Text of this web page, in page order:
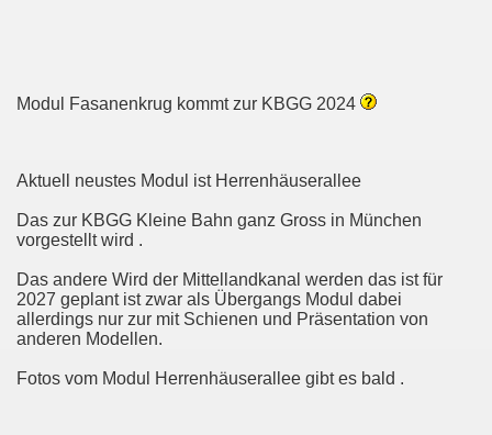
Modul Fasanenkrug kommt zur KBGG 2024
Aktuell neustes Modul ist Herrenhäuserallee
Das zur KBGG Kleine Bahn ganz Gross in München
vorgestellt wird .
Das andere Wird der Mittellandkanal werden das ist für
2027 geplant ist zwar als Übergangs Modul dabei
allerdings nur zur mit Schienen und Präsentation von
anderen Modellen.
Fotos vom Modul Herrenhäuserallee gibt es bald .